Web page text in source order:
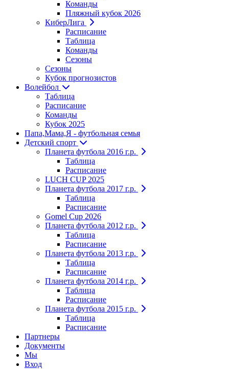
Команды
Пляжный кубок 2026
КиберЛига
Расписание
Таблица
Команды
Сезоны
Сезоны
Кубок прогнозистов
Волейбол
Таблица
Расписание
Команды
Кубок 2025
Папа,Мама,Я - футбольная семья
Детский спорт
Планета футбола 2016 г.р.
Таблица
Расписание
LUCH CUP 2025
Планета футбола 2017 г.р.
Таблица
Расписание
Gomel Cup 2026
Планета футбола 2012 г.р.
Таблица
Расписание
Планета футбола 2013 г.р.
Таблица
Расписание
Планета футбола 2014 г.р.
Таблица
Расписание
Планета футбола 2015 г.р.
Таблица
Расписание
Партнеры
Документы
Мы
Вход